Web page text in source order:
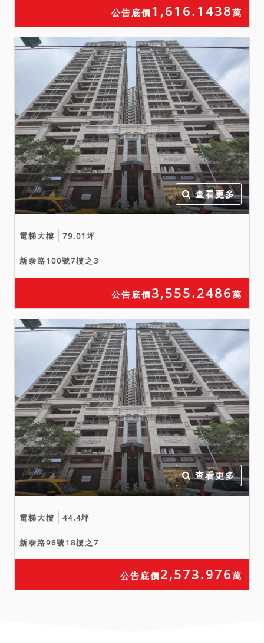
三人於依第十五條規定作成
查勘紀錄後不法占有，而涉
有刑事犯罪行為者，買受人
得以刑事事件向當地警察機
關備案處理。」
6、刊登於網站、新聞紙或其
他公告處所之公告內容如與
本公司公告欄張貼之公告內
容不符時，一律以本公司公
告欄張貼之拍賣公告內容為
準。
公告底價 1,616.1438萬
查看更多
電梯大樓 79.01坪
新泰路100號7樓之3
公告底價3,555.2486萬
查看更多
電梯大樓 44.4坪
新泰路96號18樓之7
公告底價2,573.976萬